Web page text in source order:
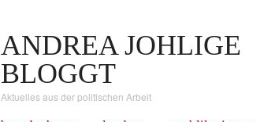
ANDREA JOHLIGE
BLOGGT
Aktuelles aus der politischen Arbeit